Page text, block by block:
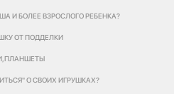
И БОЛЕЕ ВЗРОСЛОГО РЕБЕНКА?
ОТ ПОДДЕЛКИ
О СВОИХ ИГРУШКАХ?